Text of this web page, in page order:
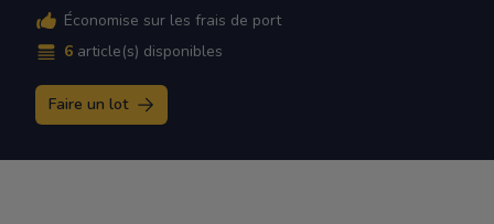
Économise sur les frais de port
6 article(s) disponibles
Faire un lot